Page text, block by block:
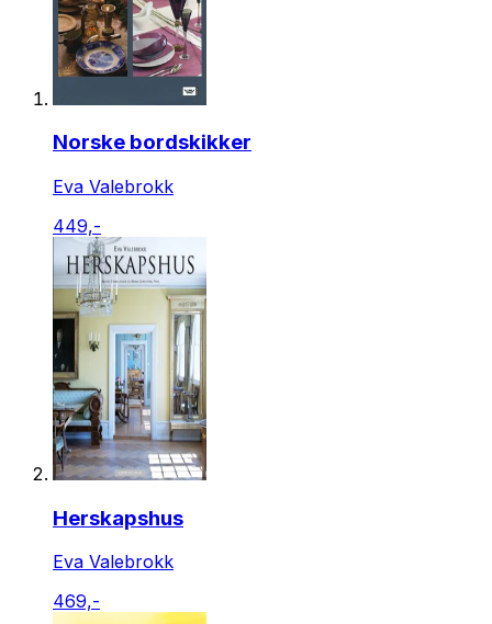
Norske bordskikker
Eva Valebrokk
449,-
Herskapshus
Eva Valebrokk
469,-